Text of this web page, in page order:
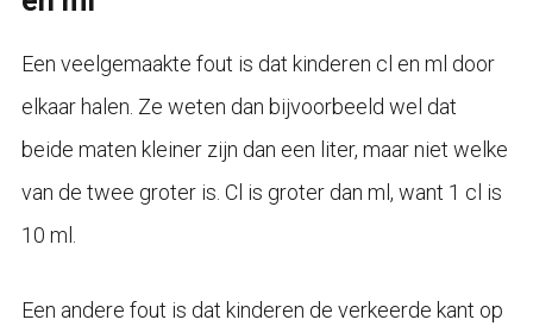
Een veelgemaakte fout is dat kinderen cl en ml door
elkaar halen. Ze weten dan bijvoorbeeld wel dat
beide maten kleiner zijn dan een liter, maar niet welke
van de twee groter is. Cl is groter dan ml, want 1 cl is
10 ml.
Een andere fout is dat kinderen de verkeerde kant op